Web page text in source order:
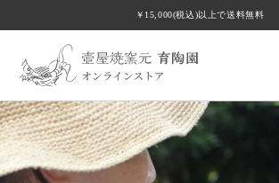
む
￥15,000(税込)以上で送料無料